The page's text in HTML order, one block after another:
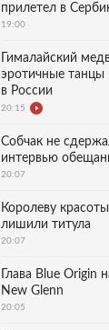
прилетел в
19:00
Гималайский
эротичные танцы
в России
20:15
Собчак не
интервью
20:07
Королеву
лишили титула
20:07
Глава Blue Origin
New Glenn
20:05